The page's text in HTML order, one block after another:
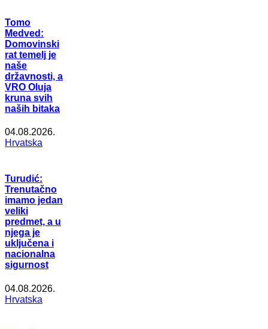
Tomo
Medved:
Domovinski
rat temelj je
naše
državnosti, a
VRO Oluja
kruna svih
naših bitaka
04.08.2026.
Hrvatska
Turudić:
Trenutačno
imamo jedan
veliki
predmet, a u
njega je
uključena i
nacionalna
sigurnost
04.08.2026.
Hrvatska